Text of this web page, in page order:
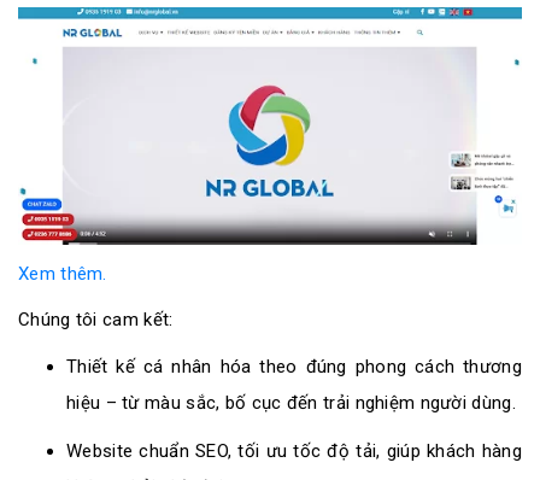
Xem thêm.
Chúng tôi cam kết:
Thiết kế cá nhân hóa theo đúng phong cách thương
hiệu – từ màu sắc, bố cục đến trải nghiệm người dùng.
Website chuẩn SEO, tối ưu tốc độ tải, giúp khách hàng